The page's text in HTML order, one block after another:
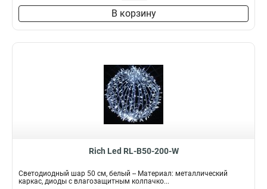
В корзину
Rich Led RL-B50-200-W
Светодиодный шар 50 см, белый -- Материал: металлический
каркас, диоды с влагозащитным колпачко...